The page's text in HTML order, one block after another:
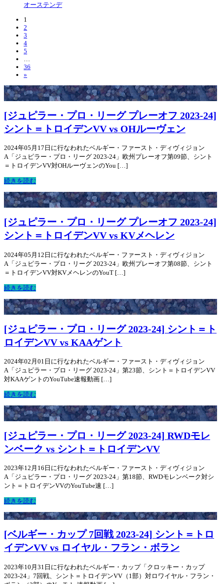
オーステンデ
1
2
3
4
5
36
»
[ジュピラー・プロ・リーグ プレーオフ 2023-24]
シント＝トロイデンVV vs OHルーヴェン
2024年05月17日に行なわれたベルギー・ファースト・ディヴィジョン
A「ジュピラー・プロ・リーグ 2023-24」欧州プレーオフ第09節、シント
＝トロイデンVV対OHルーヴェンのYou […]
続きを読む
[ジュピラー・プロ・リーグ プレーオフ 2023-24]
シント＝トロイデンVV vs KVメヘレン
2024年05月12日に行なわれたベルギー・ファースト・ディヴィジョン
A「ジュピラー・プロ・リーグ 2023-24」欧州プレーオフ第08節、シント
＝トロイデンVV対KVメヘレンのYouT […]
続きを読む
[ジュピラー・プロ・リーグ 2023-24] シント＝ト
ロイデンVV vs KAAゲント
2024年02月01日に行なわれたベルギー・ファースト・ディヴィジョン
A「ジュピラー・プロ・リーグ 2023-24」第23節、シント＝トロイデンVV
対KAAゲントのYouTube速報動画 […]
続きを読む
[ジュピラー・プロ・リーグ 2023-24] RWDモレ
ンベーク vs シント＝トロイデンVV
2023年12月16日に行なわれたベルギー・ファースト・ディヴィジョン
A「ジュピラー・プロ・リーグ 2023-24」第18節、RWDモレンベーク対シ
ント＝トロイデンVVのYouTube速 […]
続きを読む
[ベルギー・カップ 7回戦 2023-24] シント＝トロ
イデンVV vs ロイヤル・フラン・ボラン
2023年10月31日に行なわれたベルギー・カップ「クロッキー・カップ
2023-24」7回戦、シント＝トロイデンVV（1部）対ロワイヤル・フラン・